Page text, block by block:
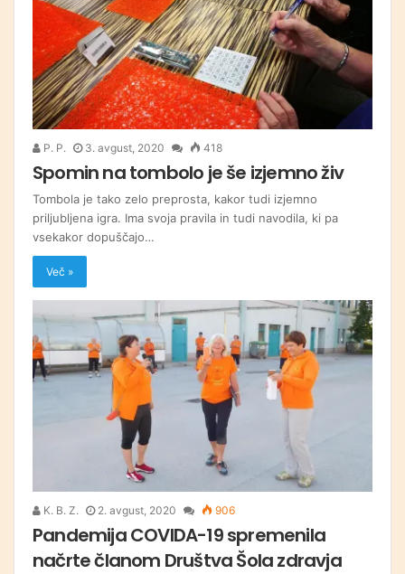
P. P. 3. avgust, 2020 418
Spomin na tombolo je še izjemno živ
Tombola je tako zelo preprosta, kakor tudi izjemno
priljubljena igra. Ima svoja pravila in tudi navodila, ki pa
vsekakor dopuščajo…
Več »
K. B. Z. 2. avgust, 2020 906
Pandemija COVIDA-19 spremenila
načrte članom Društva Šola zdravja